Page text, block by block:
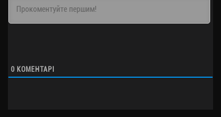
0 КОМЕНТАРІ